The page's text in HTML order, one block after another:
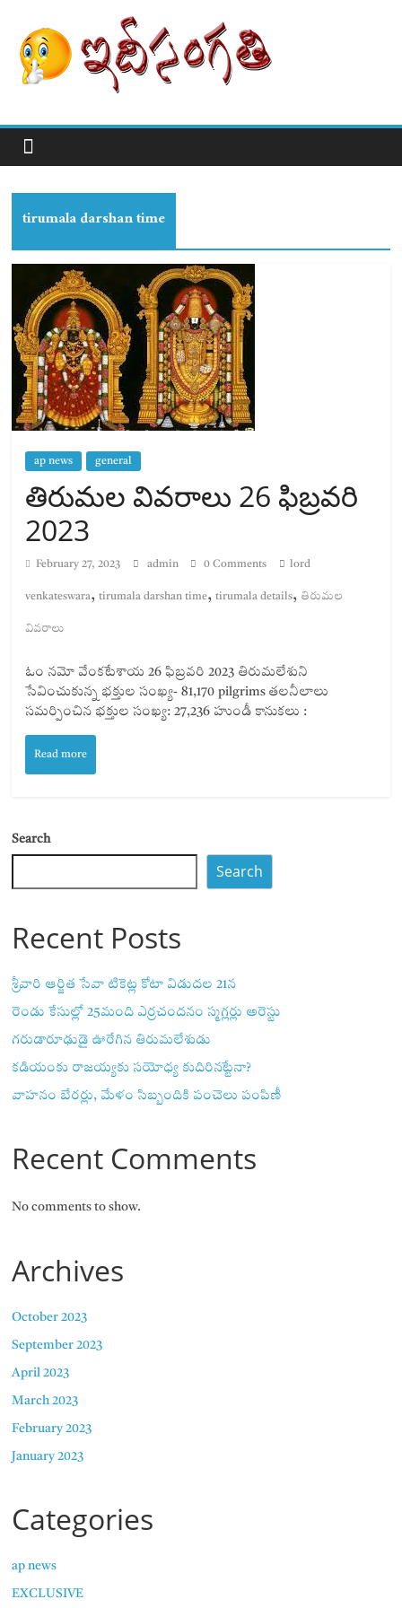
tirumala darshan time
ap news general
తిరుమల వివరాలు 26 ఫిబ్రవరి
2023
February 27, 2023 admin 0 Comments lord
venkateswara,tirumala darshan time,tirumala details, తిరుమల
వివరాలు
ఓం నమో వేంకటేశాయ 26 ఫిబ్రవరి 2023 తిరుమలేశుని
సేవించుకున్న భక్తుల సంఖ్య- 81,170 pilgrims తలనీలాలు
సమర్పించిన భక్తుల సంఖ్య: 27,236 హుండీ కానుకలు :
Read more
Search
Search
Recent Posts
శ్రీవారి ఆర్జిత సేవా టికెట్ల కోటా విడుదల 21న
రెండు కేసుల్లో 25మంది ఎర్రచందనం స్మగ్లర్లు అరెస్టు
గరుడారూఢుడై ఊరేగిన తిరుమలేశుడు
కడియంకు రాజయ్యకు సయోధ్య కుదిరినట్టేనా?
వాహ‌నం బేర‌ర్లు, మేళం సిబ్బందికి పంచెలు పంపిణీ
Recent Comments
No comments to show.
Archives
October 2023
September 2023
April 2023
March 2023
February 2023
January 2023
Categories
ap news
EXCLUSIVE